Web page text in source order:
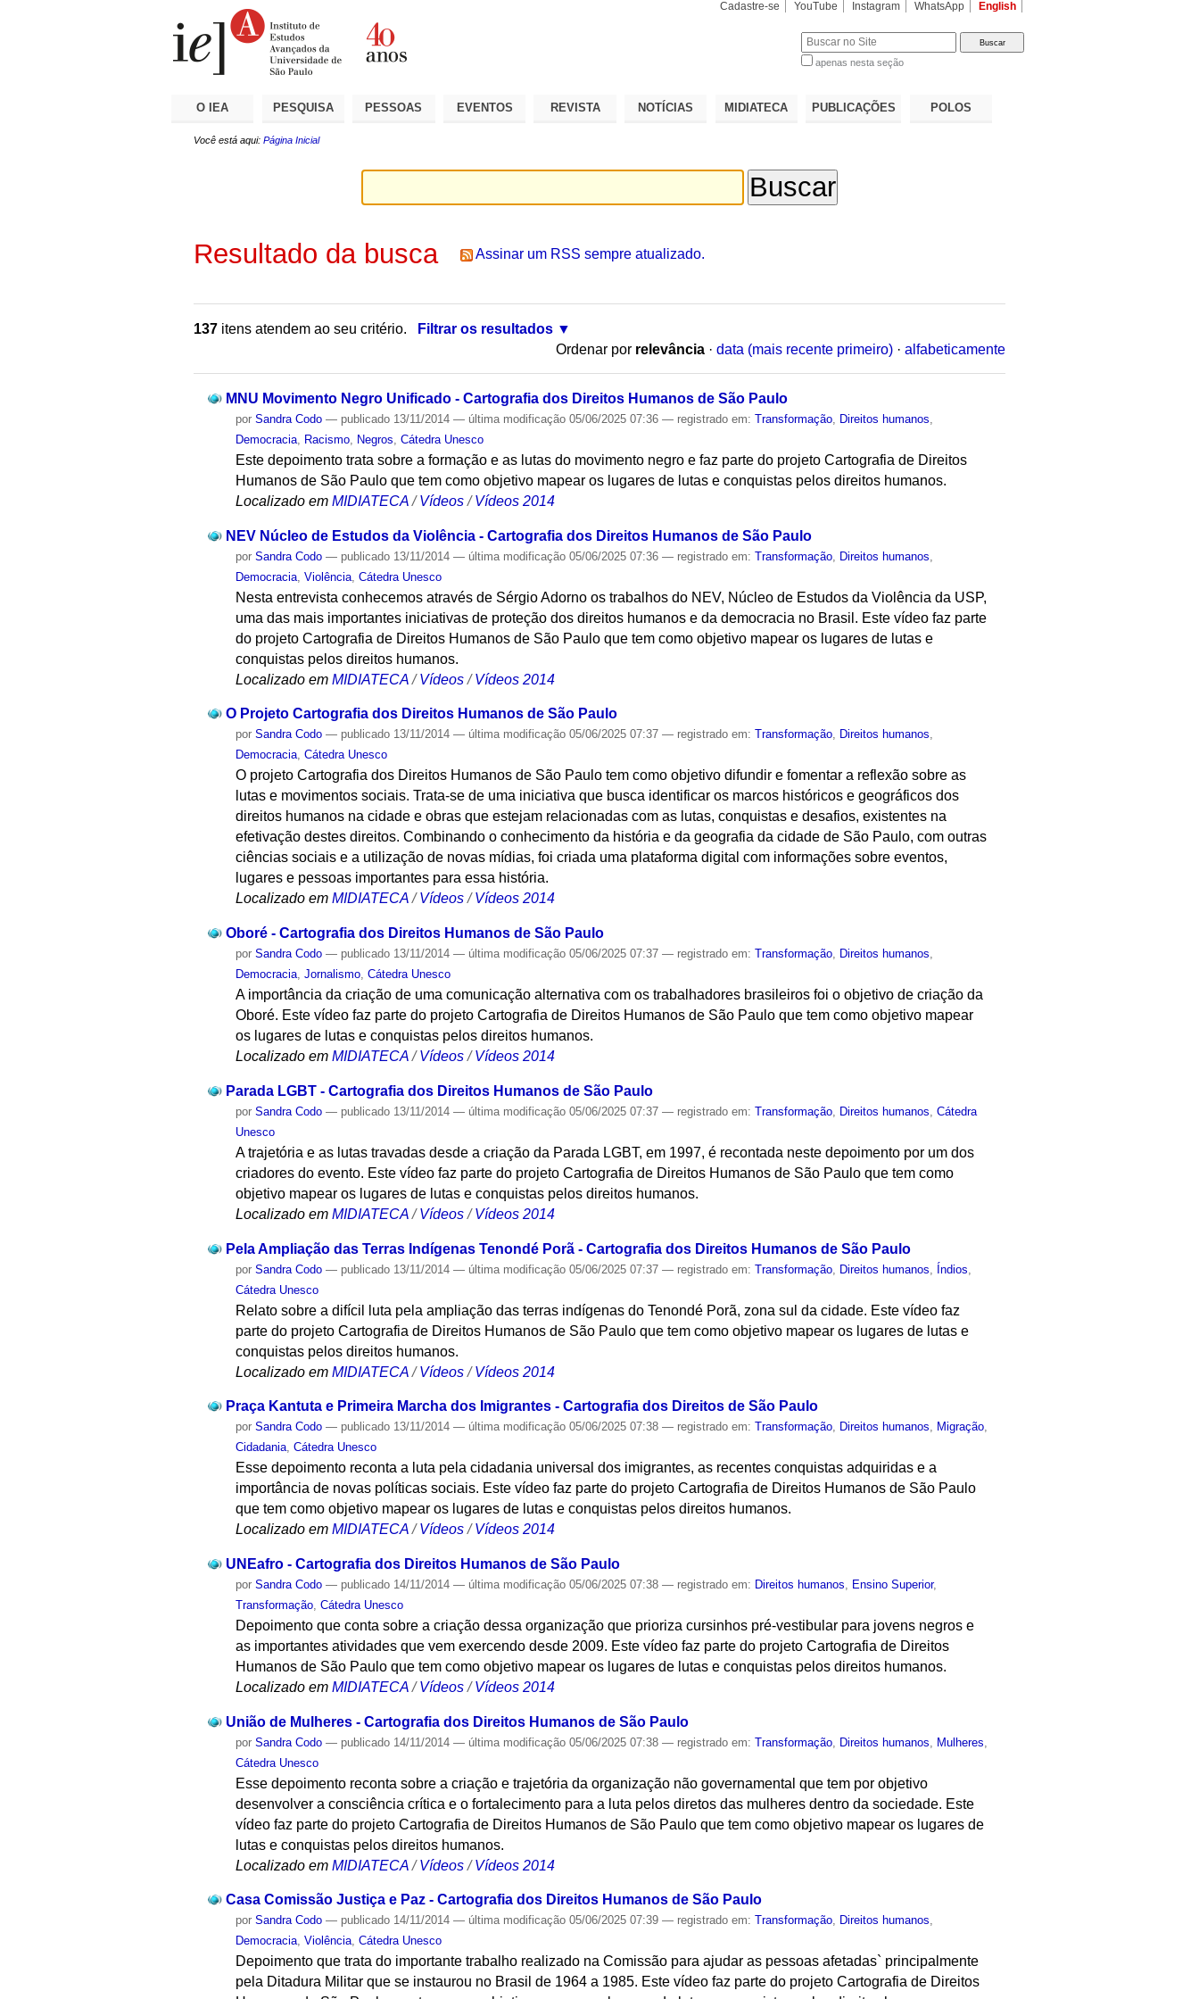
Cadastre-se YouTube Instagram WhatsApp English
apenas nesta seção
O IEA PESQUISA PESSOAS EVENTOS REVISTA NOTÍCIAS MIDIATECA PUBLICAÇÕES POLOS
Você está aqui: Página Inicial
Resultado da busca Assinar um RSS sempre atualizado.
137 itens atendem ao seu critério.
Filtrar os resultados
Ordenar por relevância · data (mais recente primeiro) · alfabeticamente
MNU Movimento Negro Unificado - Cartografia dos Direitos Humanos de São Paulo
porSandra Codo — publicado 13/11/2014— última modificação 05/06/2025 07:36— registrado em:Transformação Direitos humanos
Democracia
Racismo Negros ,Cátedra Unesco
Este depoimento trata sobre a formação e as lutas do movimento negro e faz parte do projeto Cartografia de Direitos
Humanos de São Paulo que tem como objetivo mapear os lugares de lutas e conquistas pelos direitos humanos.
Localizado em MIDIATECA /Vídeos /Vídeos 2014
NEV Núcleo de Estudos da Violência - Cartografia dos Direitos Humanos de São Paulo
porSandra Codo — publicado 13/11/2014— última modificação 05/06/2025 07:36— registrado em:Transformação Direitos humanos
Democracia ,Violência ,Cátedra Unesco
Nesta entrevista conhecemos através de Sérgio Adorno os trabalhos do NEV, Núcleo de Estudos da Violência da USP,
uma das mais importantes iniciativas de proteção dos direitos humanos e da democracia no Brasil. Este vídeo faz parte
do projeto Cartografia de Direitos Humanos de São Paulo que tem como objetivo mapear os lugares de lutas e
conquistas pelos direitos humanos.
Localizado em MIDIATECA /Vídeos /Vídeos 2014
O Projeto Cartografia dos Direitos Humanos de São Paulo
porSandra Codo — publicado 13/11/2014— última modificação 05/06/2025 07:37— registrado em:Transformação, Direitos humanos,
Democracia,Cátedra Unesco
O projeto Cartografia dos Direitos Humanos de São Paulo tem como objetivo difundir e fomentar a reflexão sobre as
lutas e movimentos sociais. Trata-se de uma iniciativa que busca identificar os marcos históricos e geográficos dos
direitos humanos na cidade e obras que estejam relacionadas com as lutas, conquistas e desafios, existentes na
efetivação destes direitos. Combinando o conhecimento da história e da geografia da cidade de São Paulo, com outras
ciências sociais e a utilização de novas mídias, foi criada uma plataforma digital com informações sobre eventos,
lugares e pessoas importantes para essa história.
Localizado em MIDIATECA /Vídeos /Vídeos 2014
Oboré - Cartografia dos Direitos Humanos de São Paulo
porSandra Codo — publicado 13/11/2014— última modificação 05/06/2025 07:37— registrado em:Transformação, Direitos humanos,
Democracia,Jornalismo,Cátedra Unesco
A importância da criação de uma comunicação alternativa com os trabalhadores brasileiros foi o objetivo de criação da
Oboré. Este vídeo faz parte do projeto Cartografia de Direitos Humanos de São Paulo que tem como objetivo mapear
os lugares de lutas e conquistas pelos direitos humanos.
Localizado em MIDIATECA /Vídeos /Vídeos 2014
Parada LGBT - Cartografia dos Direitos Humanos de São Paulo
porSandra Codo — publicado 13/11/2014— última modificação 05/06/2025 07:37— registrado em:Transformação Direitos humanos ,Cátedra
Unesco
A trajetória e as lutas travadas desde a criação da Parada LGBT, em 1997, é recontada neste depoimento por um dos
criadores do evento. Este vídeo faz parte do projeto Cartografia de Direitos Humanos de São Paulo que tem como
objetivo mapear os lugares de lutas e conquistas pelos direitos humanos.
Localizado em MIDIATECA /Vídeos /Vídeos 2014
Pela Ampliação das Terras Indígenas Tenondé Porã - Cartografia dos Direitos Humanos de São Paulo
porSandra Codo — publicado 13/11/2014— última modificação 05/06/2025 07:37— registrado em:Transformação Direitos humanos Índios
Cátedra Unesco
Relato sobre a difícil luta pela ampliação das terras indígenas do Tenondé Porã, zona sul da cidade. Este vídeo faz
parte do projeto Cartografia de Direitos Humanos de São Paulo que tem como objetivo mapear os lugares de lutas e
conquistas pelos direitos humanos.
Localizado em MIDIATECA /Vídeos /Vídeos 2014
Praça Kantuta e Primeira Marcha dos Imigrantes - Cartografia dos Direitos de São Paulo
porSandra Codo — publicado 13/11/2014— última modificação 05/06/2025 07:38— registrado em:Transformação, Direitos humanos, Migração,
Cidadania,Cátedra Unesco
Esse depoimento reconta a luta pela cidadania universal dos imigrantes, as recentes conquistas adquiridas e a
importância de novas políticas sociais. Este vídeo faz parte do projeto Cartografia de Direitos Humanos de São Paulo
que tem como objetivo mapear os lugares de lutas e conquistas pelos direitos humanos.
Localizado em MIDIATECA /Vídeos /Vídeos 2014
UNEafro - Cartografia dos Direitos Humanos de São Paulo
porSandra Codo — publicado 14/11/2014— última modificação 05/06/2025 07:38— registrado em: Direitos humanos Ensino Superior,
Transformação ,Cátedra Unesco
Depoimento que conta sobre a criação dessa organização que prioriza cursinhos pré-vestibular para jovens negros e
as importantes atividades que vem exercendo desde 2009. Este vídeo faz parte do projeto Cartografia de Direitos
Humanos de São Paulo que tem como objetivo mapear os lugares de lutas e conquistas pelos direitos humanos.
Localizado em MIDIATECA /Vídeos /Vídeos 2014
União de Mulheres - Cartografia dos Direitos Humanos de São Paulo
porSandra Codo — publicado 14/11/2014— última modificação 05/06/2025 07:38— registrado em:Transformação Direitos humanos Mulheres
Cátedra Unesco
Esse depoimento reconta sobre a criação e trajetória da organização não governamental que tem por objetivo
desenvolver a consciência crítica e o fortalecimento para a luta pelos diretos das mulheres dentro da sociedade. Este
vídeo faz parte do projeto Cartografia de Direitos Humanos de São Paulo que tem como objetivo mapear os lugares de
lutas e conquistas pelos direitos humanos.
Localizado em MIDIATECA /Vídeos /Vídeos 2014
Casa Comissão Justiça e Paz - Cartografia dos Direitos Humanos de São Paulo
porSandra Codo — publicado 14/11/2014— última modificação 05/06/2025 07:39— registrado em:Transformação, Direitos humanos,
Democracia,Violência,Cátedra Unesco
Depoimento que trata do importante trabalho realizado na Comissão para ajudar as pessoas afetadas` principalmente
pela Ditadura Militar que se instaurou no Brasil de 1964 a 1985. Este vídeo faz parte do projeto Cartografia de Direitos